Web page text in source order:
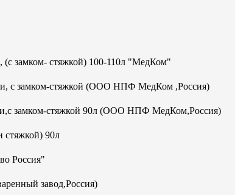
(с замком- стяжкой) 100-110л "МедКом"
с замком-стяжкой (ООО НПФ МедКом ,Россия)
замком-стяжкой 90л (ООО НПФ МедКом,Россия)
стяжкой) 90л
Россия"
завод,Россия)